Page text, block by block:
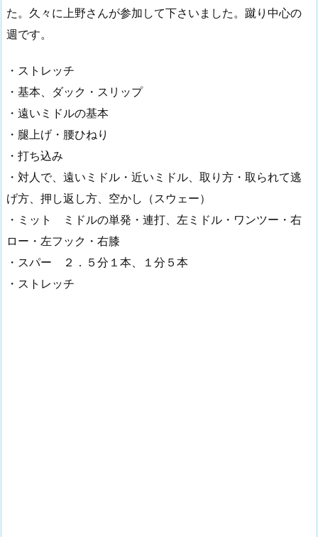
た。久々に上野さんが参加して下さいました。蹴り中心の
週です。
・ストレッチ
・基本、ダック・スリップ
・遠いミドルの基本
・腿上げ・腰ひねり
・打ち込み
・対人で、遠いミドル・近いミドル、取り方・取られて逃
げ方、押し返し方、空かし（スウェー）
・ミット ミドルの単発・連打、左ミドル・ワンツー・右
ロー・左フック・右膝
・スパー ２．５分１本、１分５本
・ストレッチ